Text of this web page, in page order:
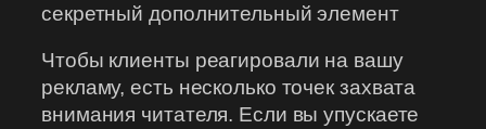
секретный дополнительный элемент
Чтобы клиенты реагировали на вашу
рекламу, есть несколько точек захвата
внимания читателя. Если вы упускаете